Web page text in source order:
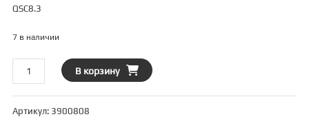
QSC8.3
7 в наличии
товара
Шайба
[3900808,
В корзину
Артикул: 3900808